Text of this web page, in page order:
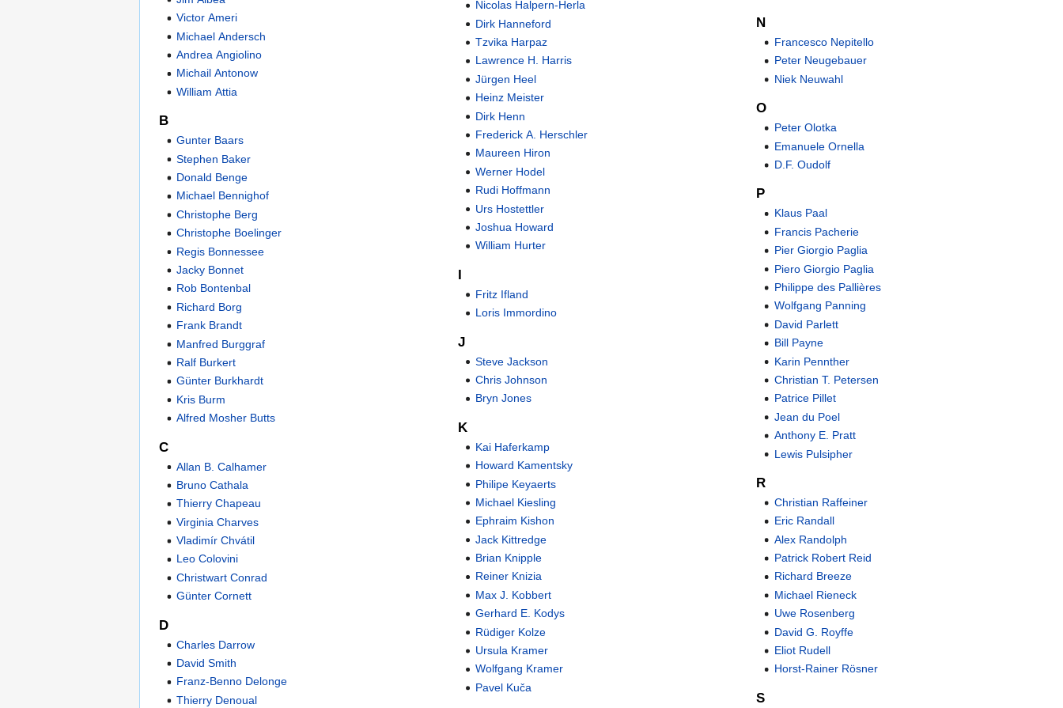
Victor Ameri
Michael Andersch
Andrea Angiolino
Michail Antonow
William Attia
B
Gunter Baars
Stephen Baker
Donald Benge
Michael Bennighof
Christophe Berg
Christophe Boelinger
Regis Bonnessee
Jacky Bonnet
Rob Bontenbal
Richard Borg
Frank Brandt
Manfred Burggraf
Ralf Burkert
Günter Burkhardt
Kris Burm
Alfred Mosher Butts
C
Allan B. Calhamer
Bruno Cathala
Thierry Chapeau
Virginia Charves
Vladimír Chvátil
Leo Colovini
Christwart Conrad
Günter Cornett
D
Charles Darrow
David Smith
Franz-Benno Delonge
Thierry Denoual
Nicolas Halpern-Herla
Dirk Hanneford
Tzvika Harpaz
Lawrence H. Harris
Jürgen Heel
Heinz Meister
Dirk Henn
Frederick A. Herschler
Maureen Hiron
Werner Hodel
Rudi Hoffmann
Urs Hostettler
Joshua Howard
William Hurter
I
Fritz Ifland
Loris Immordino
J
Steve Jackson
Chris Johnson
Bryn Jones
K
Kai Haferkamp
Howard Kamentsky
Philipe Keyaerts
Michael Kiesling
Ephraim Kishon
Jack Kittredge
Brian Knipple
Reiner Knizia
Max J. Kobbert
Gerhard E. Kodys
Rüdiger Kolze
Ursula Kramer
Wolfgang Kramer
Pavel Kuča
N
Francesco Nepitello
Peter Neugebauer
Niek Neuwahl
O
Peter Olotka
Emanuele Ornella
D.F. Oudolf
P
Klaus Paal
Francis Pacherie
Pier Giorgio Paglia
Piero Giorgio Paglia
Philippe des Pallières
Wolfgang Panning
David Parlett
Bill Payne
Karin Pennther
Christian T. Petersen
Patrice Pillet
Jean du Poel
Anthony E. Pratt
Lewis Pulsipher
R
Christian Raffeiner
Eric Randall
Alex Randolph
Patrick Robert Reid
Richard Breeze
Michael Rieneck
Uwe Rosenberg
David G. Royffe
Eliot Rudell
Horst-Rainer Rösner
S